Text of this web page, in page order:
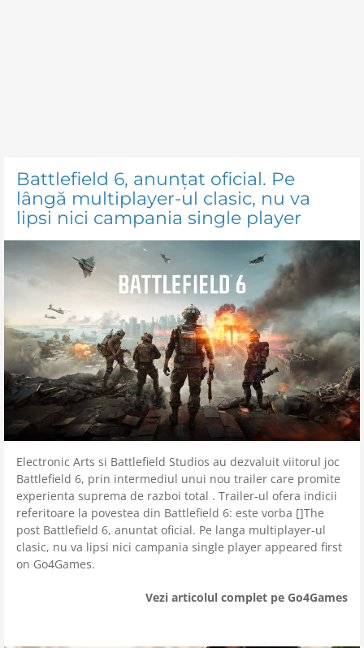
Battlefield 6, anunțat oficial. Pe
lângă multiplayer-ul clasic, nu va
lipsi nici campania single player
Electronic Arts si Battlefield Studios au dezvaluit viitorul joc
Battlefield 6, prin intermediul unui nou trailer care promite
experienta suprema de razboi total . Trailer-ul ofera indicii
referitoare la povestea din Battlefield 6: este vorba []The
post Battlefield 6, anuntat oficial. Pe langa multiplayer-ul
clasic, nu va lipsi nici campania single player appeared first
on Go4Games.
Vezi articolul complet pe Go4Games